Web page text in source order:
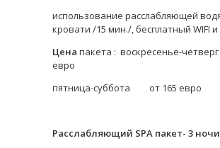
использование расслабляющей
кровати /15 мин./, бесплатный WIFI и
Цена пакета : воскресенье-
евро
пятница-суббота от 165 евро
Расслабляющий SPA пакет- 3 ночи